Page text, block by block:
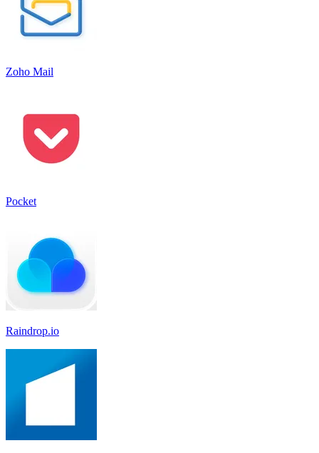
Zoho Mail
Pocket
Raindrop.io